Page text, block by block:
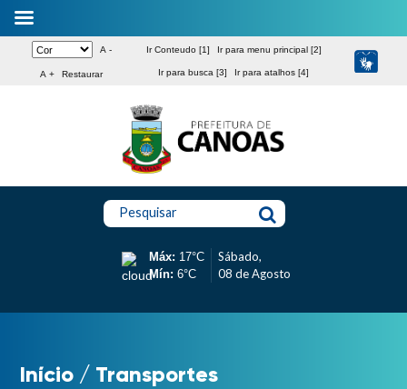
A -
A + Restaurar
Ir Conteudo [1] Ir para menu principal [2]
Ir para busca [3] Ir para atalhos [4]
Pesquisar
Máx: 17°C
Mín: 6°C
Sábado,
08 de Agosto
Início / Transportes